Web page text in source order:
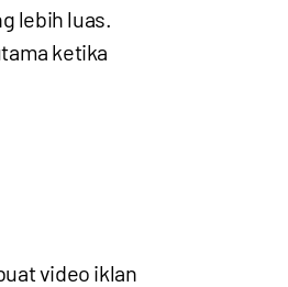
lebih luas.
ketika
video iklan